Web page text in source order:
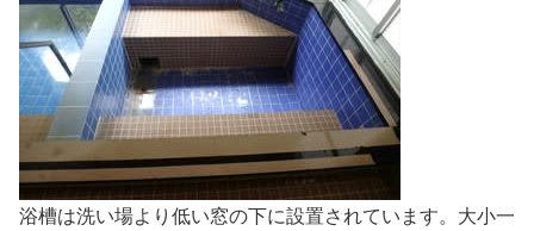
浴槽は洗い場より低い窓の下に設置されています。大小一